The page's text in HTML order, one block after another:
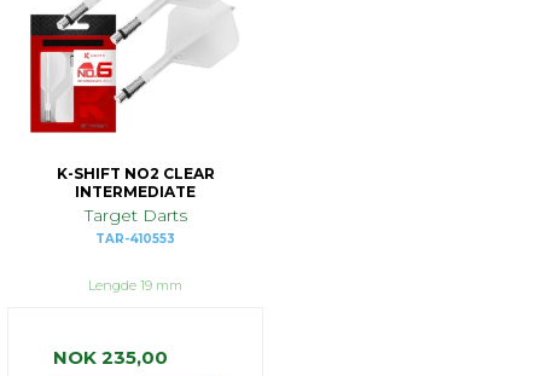
K-SHIFT NO2 CLEAR
INTERMEDIATE
Target Darts
TAR-410553
Lengde 19 mm
NOK 235,00